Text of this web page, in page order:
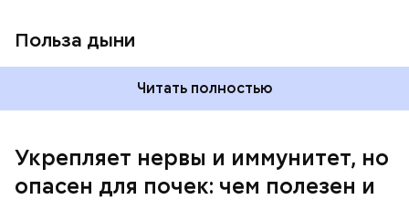
Польза дыни
Читать полностью
Укрепляет нервы и иммунитет, но
опасен для почек: чем полезен и
— Если человек уже болеет мочекаменной